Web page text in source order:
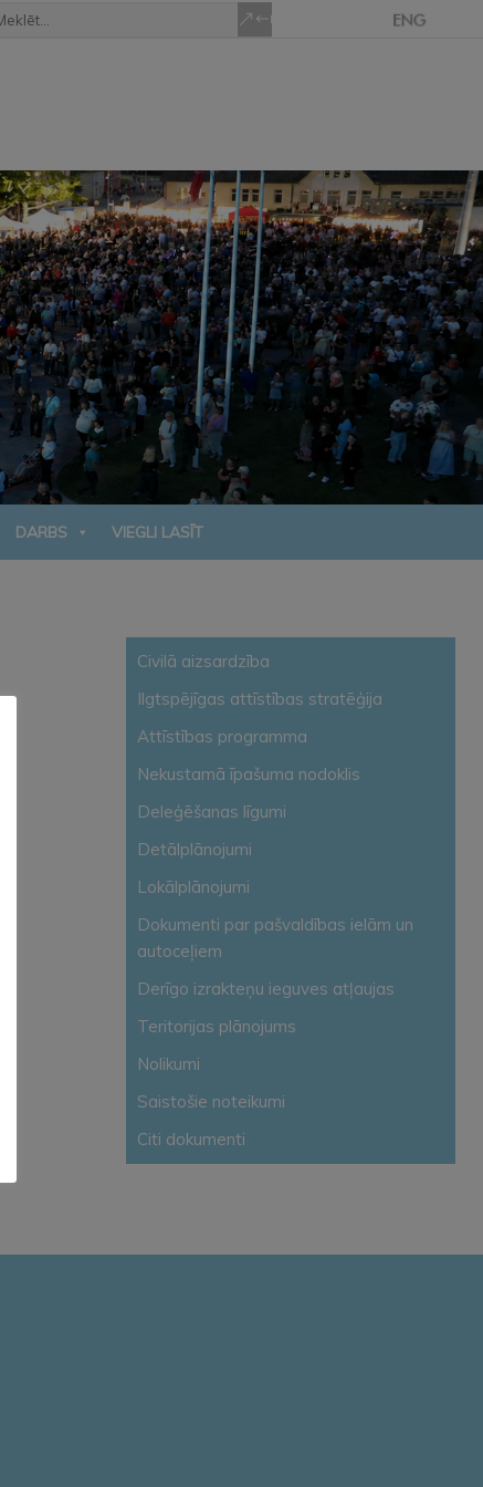
DARBS VIEGLI LASĪT
Civilā aizsardzība
Ilgtspējīgas attīstības stratēģija
Attīstības programma
Nekustamā īpašuma nodoklis
Deleģēšanas līgumi
Detālplānojumi
Lokālplānojumi
Dokumenti par pašvaldības ielām un
autoceļiem
Derīgo izrakteņu ieguves atļaujas
Teritorijas plānojums
Nolikumi
Saistošie noteikumi
Citi dokumenti